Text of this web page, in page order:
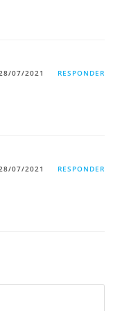
07/2021 RESPONDER
07/2021 RESPONDER